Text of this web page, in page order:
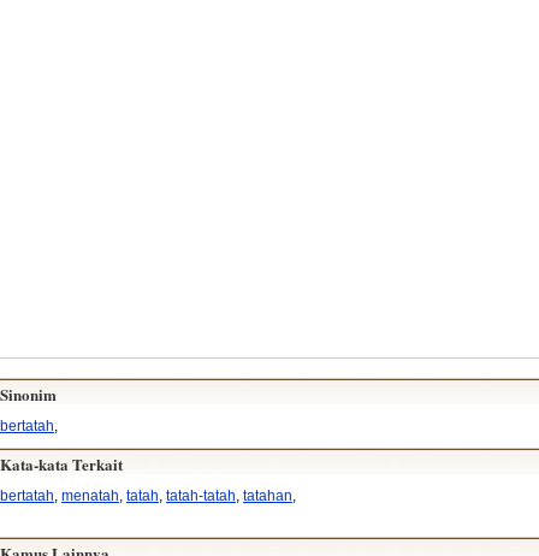
Sinonim
bertatah
Kata-kata Terkait
bertatah, menatah, tatah, tatah-tatah, tatahan,